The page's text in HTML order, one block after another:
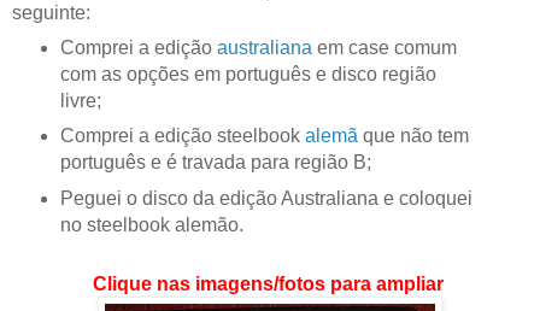
seguinte:
Comprei a edição australiana em case comum
com as opções em português e disco região
livre;
Comprei a edição steelbook alemãque não tem
português e é travada para região B;
Peguei o disco da edição Australiana e coloquei
no steelbook alemão.
Clique nas imagens/fotos para ampliar